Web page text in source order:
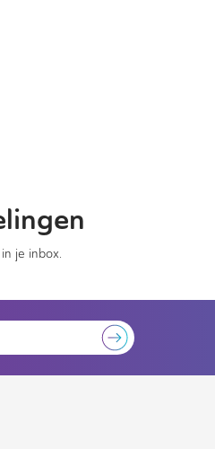
je inbox.